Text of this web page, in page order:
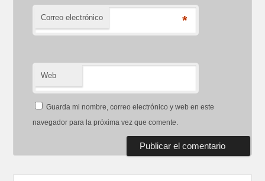
Correo electrónico *
Web
Guarda mi nombre, correo electrónico y web en este
navegador para la próxima vez que comente.